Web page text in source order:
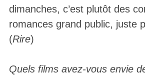
dimanches, c’est plutôt des
romances grand public, juste
(Rire)
Quels films avez-vous envie